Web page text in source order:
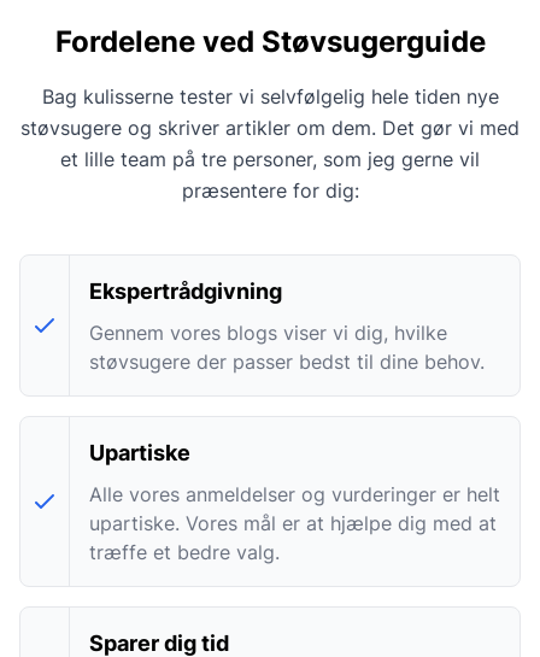
Fordelene ved Støvsugerguide
Bag kulisserne tester vi selvfølgelig hele tiden nye
støvsugere og skriver artikler om dem. Det gør vi med
et lille team på tre personer, som jeg gerne vil
præsentere for dig:
Ekspertrådgivning
Gennem vores blogs viser vi dig, hvilke
støvsugere der passer bedst til dine behov.
Upartiske
Alle vores anmeldelser og vurderinger er helt
upartiske. Vores mål er at hjælpe dig med at
træffe et bedre valg.
Sparer dig tid